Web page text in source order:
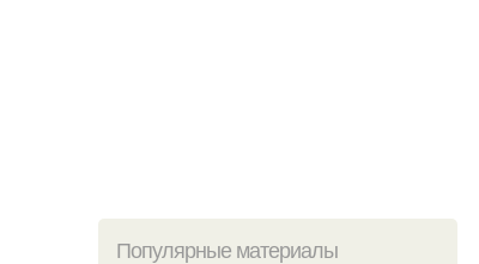
Популярные материалы